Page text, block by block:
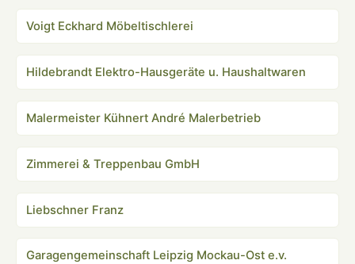
Voigt Eckhard Möbeltischlerei
Hildebrandt Elektro-Hausgeräte u. Haushaltwaren
Malermeister Kühnert André Malerbetrieb
Zimmerei & Treppenbau GmbH
Liebschner Franz
Garagengemeinschaft Leipzig Mockau-Ost e.v.